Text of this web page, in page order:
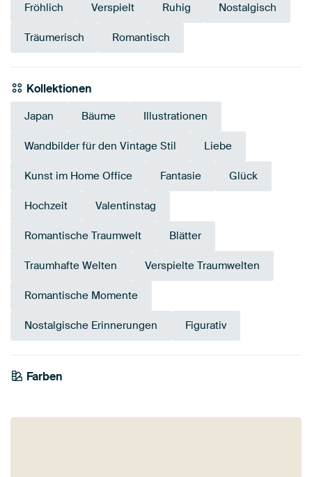
Fröhlich Verspielt Ruhig Nostalgisch
Träumerisch Romantisch
Kollektionen
Japan Bäume Illustrationen
Wandbilder für den Vintage Stil Liebe
Kunst im Home Office Fantasie Glück
Hochzeit Valentinstag
Romantische Traumwelt Blätter
Traumhafte Welten Verspielte Traumwelten
Romantische Momente
Nostalgische Erinnerungen Figurativ
Farben
Terrakotta
Beige
Bronze